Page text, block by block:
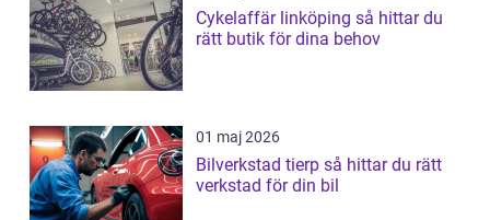
Cykelaffär linköping så hittar du
rätt butik för dina behov
01 maj 2026
Bilverkstad tierp så hittar du rätt
verkstad för din bil